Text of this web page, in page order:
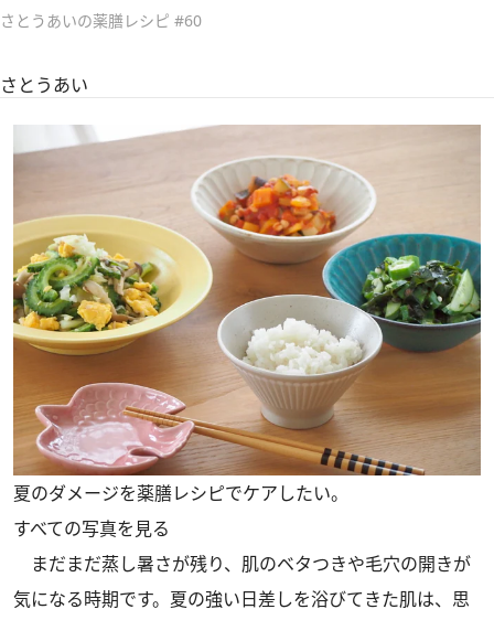
さとうあいの薬膳レシピ #60
さとうあい
夏のダメージを薬膳レシピでケアしたい。
すべての写真を見る
まだまだ蒸し暑さが残り、肌のベタつきや毛穴の開きが
気になる時期です。夏の強い日差しを浴びてきた肌は、思